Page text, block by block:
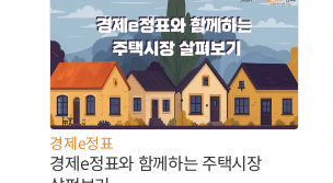
경제e정표
경제e정표와 함께하는 주택시장